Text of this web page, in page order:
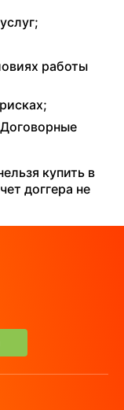
работы
купить в
доггера не